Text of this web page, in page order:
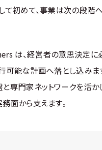
て初めて、事業は次の段階
は、経営者の意思決定に
可能な計画へ落とし込みま
専門家ネットワークを活か
面から支えます。